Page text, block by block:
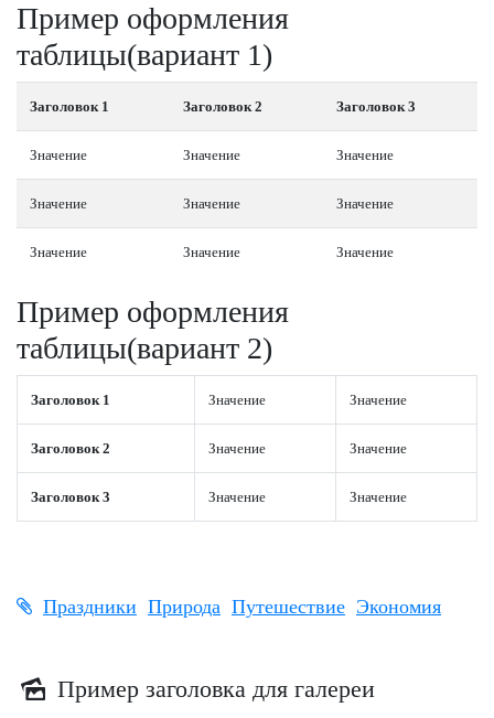
Пример оформления
таблицы(вариант 1)
Заголовок 1 Заголовок 2 Заголовок 3
Значение Значение Значение
Значение Значение Значение
Значение Значение Значение
Пример оформления
таблицы(вариант 2)
Заголовок 1 Значение Значение
Заголовок 2 Значение Значение
Заголовок 3 Значение Значение
Праздники Природа Путешествие Экономия
Пример заголовка для галереи